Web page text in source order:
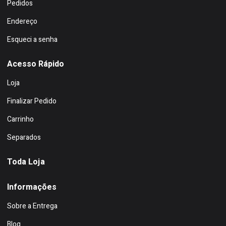
Pedidos
Endereço
Esqueci a senha
Acesso Rápido
Loja
Finalizar Pedido
Carrinho
Separados
Toda Loja
Informações
Sobre a Entrega